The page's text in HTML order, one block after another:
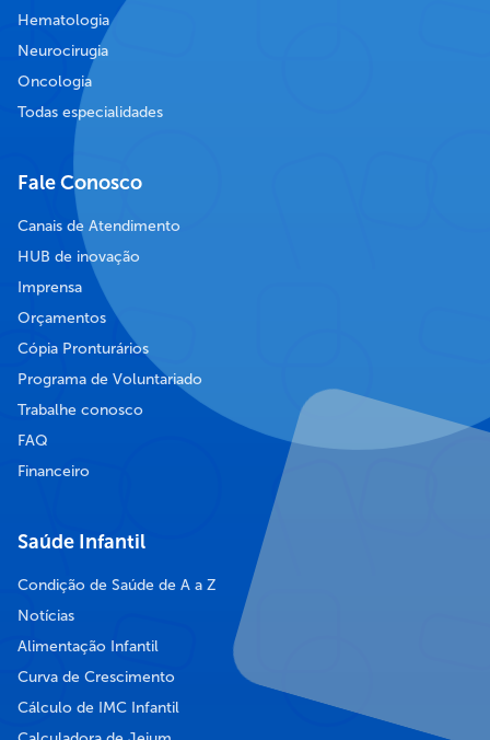
Hematologia
Neurocirugia
Oncologia
Todas especialidades
Fale Conosco
Canais de Atendimento
HUB de inovação
Imprensa
Orçamentos
Cópia Pronturários
Programa de Voluntariado
Trabalhe conosco
FAQ
Financeiro
Saúde Infantil
Condição de Saúde de A a Z
Notícias
Alimentação Infantil
Curva de Crescimento
Cálculo de IMC Infantil